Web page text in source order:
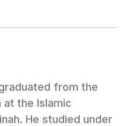
from the
at the Islamic
He studied under